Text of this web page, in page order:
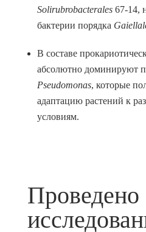
Solirubrobacterales67-14,
бактерии порядка
В составе
абсолютно доминируют
Pseudomonas, которые
адаптацию растений к
условиям.
Проведено